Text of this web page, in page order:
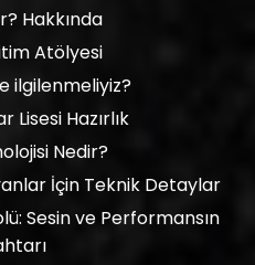
Hakkında
Atölyesi
ilgilenmeliyiz?
Lisesi Hazırlık
Nedir?
İçin Teknik Detaylar
Sesin ve Performansın